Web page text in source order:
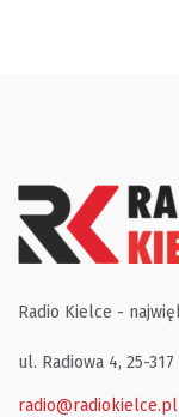
Radio Kielce -
ul. Radiowa 4, 25-
radio@radiokielce.pl